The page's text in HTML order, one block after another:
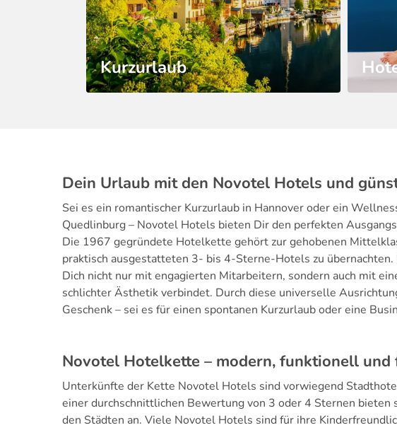
Kurzurlaub
Dein Urlaub mit den Novotel Hotels und
Sei es ein romantischer Kurzurlaub in Hannover oder ein
Quedlinburg – Novotel Hotels bieten Dir den perfekten
Die 1967 gegründete Hotelkette gehört zur gehobenen
praktisch ausgestatteten 3- bis 4-Sterne-Hotels zu
Dich nicht nur mit engagierten Mitarbeitern, sondern auch mit
schlichter Ästhetik verbindet. Durch diese universelle
Geschenk – sei es für einen spontanen Kurzurlaub oder eine
Novotel Hotelkette – modern, funktionell und
Unterkünfte der Kette Novotel Hotels sind vorwiegend
einer durchschnittlichen Bewertung von 3 oder 4 Sternen
den Städten an. Viele Novotel Hotels sind für ihre